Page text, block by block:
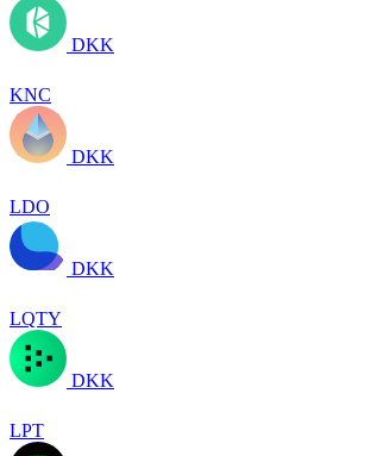
DKK
KNC
DKK
LDO
DKK
LQTY
DKK
LPT